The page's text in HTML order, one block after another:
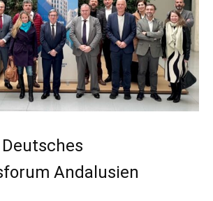
Andalusien